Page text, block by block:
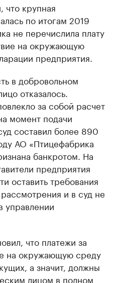
что крупная
по итогам 2019
не перечислила плату
на окружающую
предприятия.
в добровольном
отказалось.
за собой расчет
момент подачи
составил более 890
АО «Птицефабрика
банкротом. На
предприятия
оставить требования
и в суд не
управлении
что платежи за
на окружающую среду
а значит, должны
лицом в полном